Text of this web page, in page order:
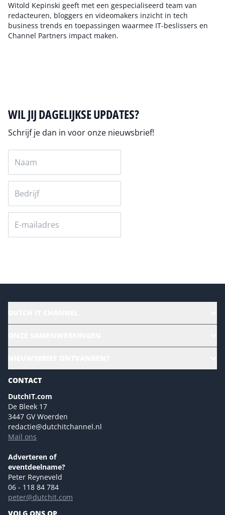
Witold Kepinski geeft met een gespecialiseerd team van
redacteuren, bloggers en videomakers inzicht in tech
business trends en toepassingen waarmee IT-beslissers en
Channel Partners impact maken.
WIL JIJ DAGELIJKSE UPDATES?
Schrijf je dan in voor onze nieuwsbrief!
Magazines
Marketingmogelijkheden 2026
Eventmogelijkheden 2026
Advertising opportunities 2026 ENG
Event opportunities 2026 ENG
NL Digital
Versturen
CONTACT
DutchIT.com
De Bleek 17
3447 GV Woerden
redactie@dutchitchannel.nl
Mail ons
Adverteren of
eventdeelname?
Peter Reyneveld
06 - 118 84 784
peter@dutchit.com